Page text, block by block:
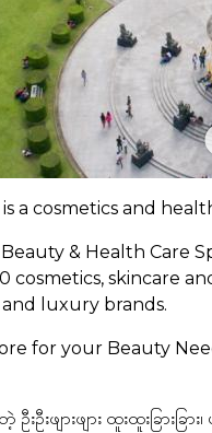
is a cosmetics and
& Health Care
skincare
luxury brands.
for your Beauty
းဖျားဖျား ထူးထူးခြား